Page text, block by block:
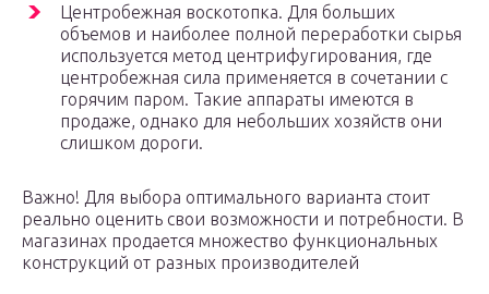
Центробежная воскотопка. Для больших
объемов и наиболее полной переработки сырья
используется метод центрифугирования, где
центробежная сила применяется в сочетании с
горячим паром. Такие аппараты имеются в
продаже, однако для небольших хозяйств они
слишком дороги.
Важно! Для выбора оптимального варианта стоит
реально оценить свои возможности и потребности. В
магазинах продается множество функциональных
конструкций от разных производителей